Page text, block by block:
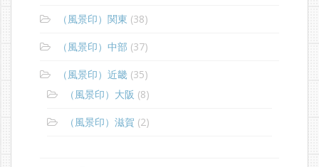
（風景印）関東 (38)
（風景印）中部 (37)
（風景印）近畿 (35)
（風景印）大阪 (8)
（風景印）滋賀 (2)